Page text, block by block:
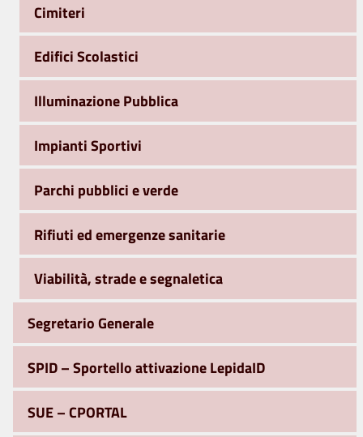
Cimiteri
Edifici Scolastici
Illuminazione Pubblica
Impianti Sportivi
Parchi pubblici e verde
Rifiuti ed emergenze sanitarie
Viabilità, strade e segnaletica
Segretario Generale
SPID – Sportello attivazione LepidaID
SUE – CPORTAL